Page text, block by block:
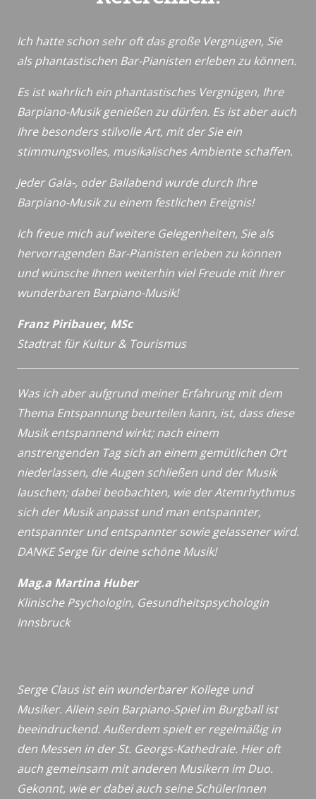
Ich hatte schon sehr oft das große Vergnügen, Sie
als phantastischen Bar-Pianisten erleben zu können.
Es ist wahrlich ein phantastisches Vergnügen, Ihre
Barpiano-Musik genießen zu dürfen. Es ist aber auch
Ihre besonders stilvolle Art, mit der Sie ein
stimmungsvolles, musikalisches Ambiente schaffen.
Jeder Gala-, oder Ballabend wurde durch Ihre
Barpiano-Musik zu einem festlichen Ereignis!
Ich freue mich auf weitere Gelegenheiten, Sie als
hervorragenden Bar-Pianisten erleben zu können
und wünsche Ihnen weiterhin viel Freude mit Ihrer
wunderbaren Barpiano-Musik!
Franz Piribauer, MSc
Stadtrat für Kultur & Tourismus
Was ich aber aufgrund meiner Erfahrung mit dem
Thema Entspannung beurteilen kann, ist, dass diese
Musik entspannend wirkt; nach einem
anstrengenden Tag sich an einem gemütlichen Ort
niederlassen, die Augen schließen und der Musik
lauschen; dabei beobachten, wie der Atemrhythmus
sich der Musik anpasst und man entspannter,
entspannter und entspannter sowie gelassener wird.
DANKE Serge für deine schöne Musik!
Mag.a Martina Huber
Klinische Psychologin, Gesundheitspsychologin
Innsbruck
Serge Claus ist ein wunderbarer Kollege und
Musiker. Allein sein Barpiano-Spiel im Burgball ist
beeindruckend. Außerdem spielt er regelmäßig in
den Messen in der St. Georgs-Kathedrale. Hier oft
auch gemeinsam mit anderen Musikern im Duo.
Gekonnt, wie er dabei auch seine SchülerInnen